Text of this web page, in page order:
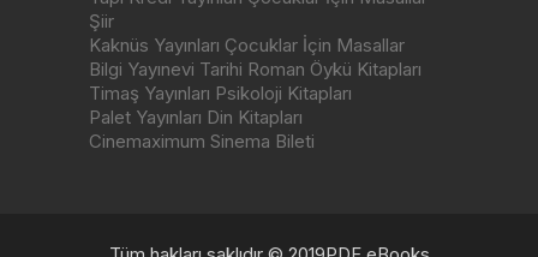
Şiir
Kaknüs Yayınları Çocuklar İçin Masallar
Bilgi Yayınevi Tarihi Roman Öykü Kitapları
Timaş Yayınları Psikoloji Kitapları
Palet Yayınları Din Kitapları
Cinemaximum Sinema Bileti